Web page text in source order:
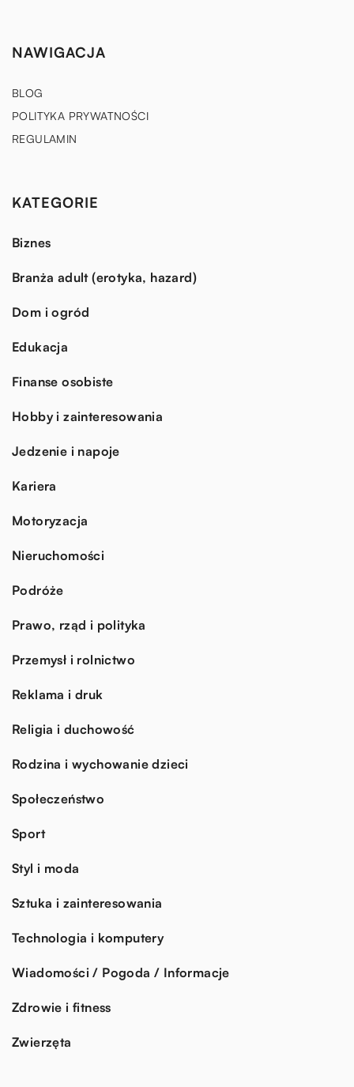
NAWIGACJA
BLOG
POLITYKA PRYWATNOŚCI
REGULAMIN
KATEGORIE
Biznes
Branża adult (erotyka, hazard)
Dom i ogród
Edukacja
Finanse osobiste
Hobby i zainteresowania
Jedzenie i napoje
Kariera
Motoryzacja
Nieruchomości
Podróże
Prawo, rząd i polityka
Przemysł i rolnictwo
Reklama i druk
Religia i duchowość
Rodzina i wychowanie dzieci
Społeczeństwo
Sport
Styl i moda
Sztuka i zainteresowania
Technologia i komputery
Wiadomości / Pogoda / Informacje
Zdrowie i fitness
Zwierzęta